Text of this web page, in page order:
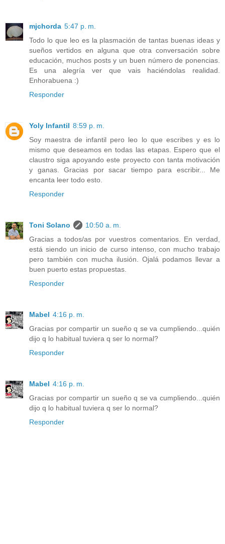
mjchorda 5:47 p. m.
Todo lo que leo es la plasmación de tantas buenas ideas y
sueños vertidos en alguna que otra conversación sobre
educación, muchos posts y un buen número de ponencias.
Es una alegría ver que vais haciéndolas realidad.
Enhorabuena :)
Responder
Yoly Infantil 8:59 p. m.
Soy maestra de infantil pero leo lo que escribes y es lo
mismo que deseamos en todas las etapas. Espero que el
claustro siga apoyando este proyecto con tanta motivación
y ganas. Gracias por sacar tiempo para escribir... Me
encanta leer todo esto.
Responder
Toni Solano
10:50 a. m.
Gracias a todos/as por vuestros comentarios. En verdad,
está siendo un inicio de curso intenso, con mucho trabajo
pero también con mucha ilusión. Ojalá podamos llevar a
buen puerto estas propuestas.
Responder
Mabel 4:16 p. m.
Gracias por compartir un sueño q se va cumpliendo...quién
dijo q lo habitual tuviera q ser lo normal?
Responder
Mabel 4:16 p. m.
Gracias por compartir un sueño q se va cumpliendo...quién
dijo q lo habitual tuviera q ser lo normal?
Responder